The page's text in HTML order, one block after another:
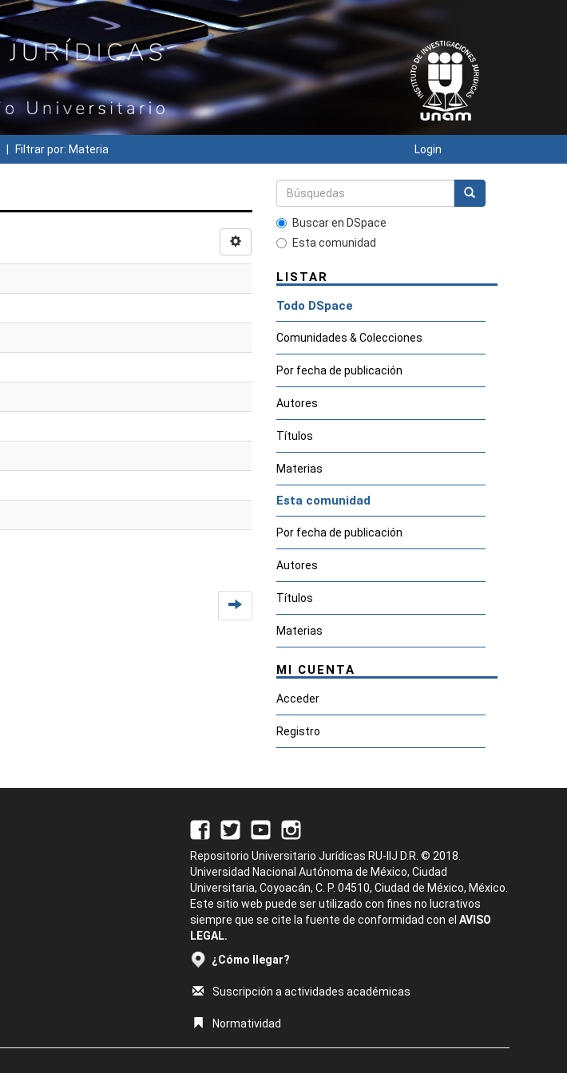
Filtrar por: Materia Login
Buscar en DSpace
Esta comunidad
LISTAR
Todo DSpace
Comunidades & Colecciones
Por fecha de publicación
Autores
Títulos
Materias
Esta comunidad
Por fecha de publicación
Autores
Títulos
Materias
MI CUENTA
Acceder
Registro
Repositorio Universitario Jurídicas RU-IIJ D.R. © 2018.
Universidad Nacional Autónoma de México, Ciudad
Universitaria, Coyoacán, C. P. 04510, Ciudad de México, México.
Este sitio web puede ser utilizado con fines no lucrativos
siempre que se cite la fuente de conformidad con el AVISO
LEGAL.
¿Cómo llegar?
Suscripción a actividades académicas
Normatividad